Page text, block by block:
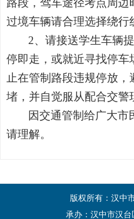
路段，驾车途径考点周边
过境车辆请合理选择绕行
2、请接送学生车辆
停即走，或就近寻找停车
止在管制路段违规停放
堵，并自觉服从配合交警
因交通管制给广大市
请理解。
版权所有：汉中
承办：汉中市汉